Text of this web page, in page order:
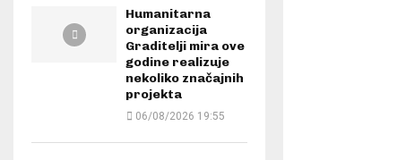
Humanitarna
organizacija
Graditelji mira ove
godine realizuje
nekoliko značajnih
projekta
06/08/2026 19:55